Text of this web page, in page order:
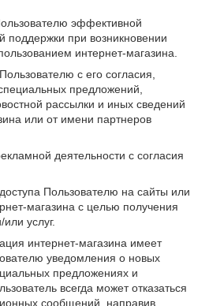
эффективной
поддержки при возникновении
интернет-магазина.
с его согласия,
предложений,
рассылки и иных сведений
или от имени партнеров
деятельности с согласия
Пользователю на сайты или
магазина с целью получения
услуг.
интернет-магазина имеет
уведомления о новых
предложениях и
всегда может отказаться
сообщений, направив